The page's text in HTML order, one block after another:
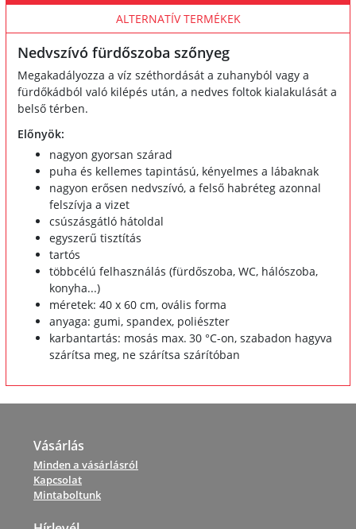
ALTERNATÍV TERMÉKEK
Nedvszívó fürdőszoba szőnyeg
Megakadályozza a víz széthordását a zuhanyból vagy a
fürdőkádból való kilépés után, a nedves foltok kialakulását a
belső térben.
Előnyök:
nagyon gyorsan szárad
puha és kellemes tapintású, kényelmes a lábaknak
nagyon erősen nedvszívó, a felső habréteg azonnal
felszívja a vizet
csúszásgátló hátoldal
egyszerű tisztítás
tartós
többcélú felhasználás (fürdőszoba, WC, hálószoba,
konyha...)
méretek: 40 x 60 cm, ovális forma
anyaga: gumi, spandex, poliészter
karbantartás: mosás max. 30 °C-on, szabadon hagyva
szárítsa meg, ne szárítsa szárítóban
Vásárlás
Minden a vásárlásról
Kapcsolat
Mintaboltunk